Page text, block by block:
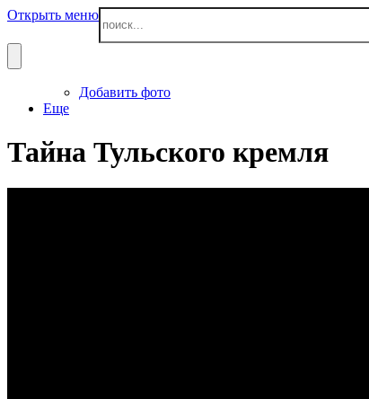
Открыть меню
Добавить фото
Еще
Тайна Тульского кремля